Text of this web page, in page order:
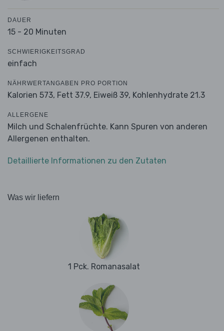
DAUER
15 - 20 Minuten
SCHWIERIGKEITSGRAD
einfach
NÄHRWERTANGABEN PRO PORTION
Kalorien 573, Fett 37.9, Eiweiß 39, Kohlenhydrate 21.3
ALLERGENE
Milch und Schalenfrüchte. Kann Spuren von anderen
Allergenen enthalten.
Detaillierte Informationen zu den Zutaten
Was wir liefern
1 Pck. Romanasalat